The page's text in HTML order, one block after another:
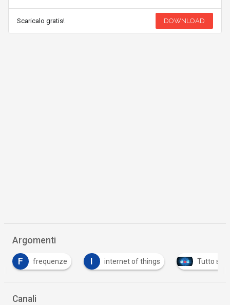
Scaricalo gratis! DOWNLOAD
Argomenti
I internet of things Tutto su Cyber Security
Canali